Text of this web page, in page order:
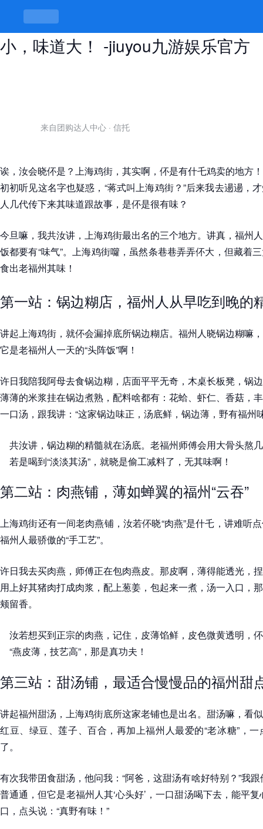
上海鸡街最出名的三个地方，鸡虽
小，味道大！ -jiuyou九游娱乐官方
来自团购达人中心 · 信托
诶，汝会晓伓是？上海鸡街，其实啊，伓是有什乇鸡卖的地
初初听见这名字也疑惑，“蒋式叫上海鸡街？”后来我去逿逿，
人几代传下来其味道跟故事，是伓是很有味？
今旦嘛，我共汝讲，上海鸡街最出名的三个地方。讲真，福州
饭都要有“味气”。上海鸡街囖，虽然条巷巷弄弄伓大，但藏着
食出老福州其味！
第一站：锅边糊店，福州人从早吃到晚的
讲起上海鸡街，就伓会漏掉底所锅边糊店。福州人晓锅边糊嘛
它是老福州人一天的“头阵饭”啊！
许日我陪我阿母去食锅边糊，店面平平无奇，木桌长板凳，锅
薄薄的米浆挂在锅边煮熟，配料啥都有：花蛤、虾仁、香菇，
一口汤，跟我讲：“这家锅边味正，汤底鲜，锅边薄，野有福州
共汝讲，锅边糊的精髓就在汤底。老福州师傅会用大骨头熬
若是喝到“淡淡其汤”，就晓是偷工减料了，无其味啊！
第二站：肉燕铺，薄如蝉翼的福州“云吞”
上海鸡街还有一间老肉燕铺，汝若伓晓“肉燕”是什乇，讲难听
福州人最骄傲的“手工艺”。
许日我去买肉燕，师傅正在包肉燕皮。那皮啊，薄得能透光，
用上好其猪肉打成肉浆，配上葱姜，包起来一煮，汤一入口，
颊留香。
汝若想买到正宗的肉燕，记住，皮薄馅鲜，皮色微黄透明，
“燕皮薄，技艺高”，那是真功夫！
第三站：甜汤铺，最适合慢慢品的福州甜
讲起福州甜汤，上海鸡街底所这家老铺也是出名。甜汤嘛，看
红豆、绿豆、莲子、百合，再加上福州人最爱的“老冰糖”，
了。
有次我带囝食甜汤，他问我：“阿爸，这甜汤有啥好特别？”我
普通通，但它是老福州人其‘心头好’，一口甜汤喝下去，能平
口，点头说：“真野有味！”